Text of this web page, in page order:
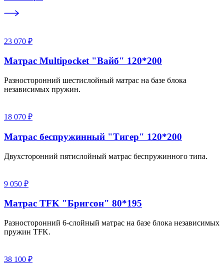
23 070 ₽
Матрас Multipocket "Вайб" 120*200
Разносторонний шестислойный матрас на базе блока
независимых пружин.
18 070 ₽
Матрас беспружинный "Тигер" 120*200
Двухсторонний пятислойный матрас беспружинного типа.
9 050 ₽
Матрас TFK "Бригсон" 80*195
Разносторонний 6-слойный матрас на базе блока независимых
пружин TFK.
38 100 ₽